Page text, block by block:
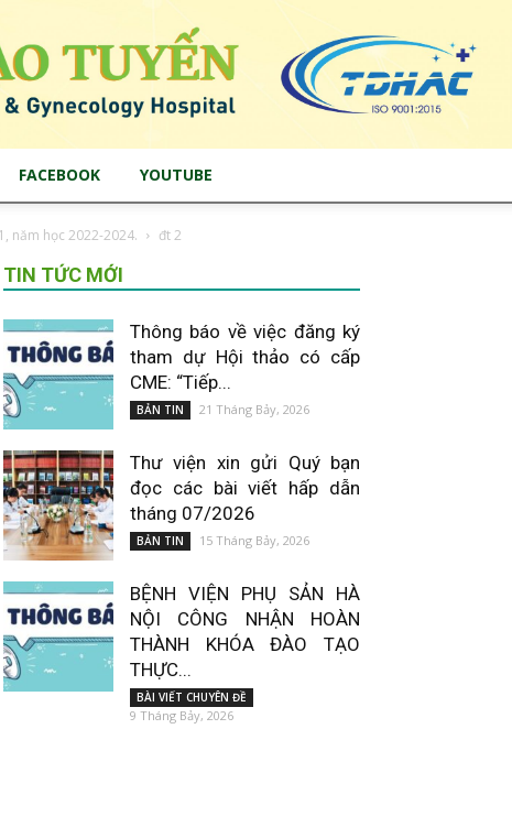
FACEBOOK YOUTUBE
năm học 2022-2024. đt 2
TIN TỨC MỚI
Thông báo về việc đăng ký
tham dự Hội thảo có cấp
CME: “Tiếp...
BẢN TIN 21 Tháng Bảy, 2026
Thư viện xin gửi Quý bạn
đọc các bài viết hấp dẫn
tháng 07/2026
BẢN TIN 15 Tháng Bảy, 2026
BỆNH VIỆN PHỤ SẢN HÀ
NỘI CÔNG NHẬN HOÀN
THÀNH KHÓA ĐÀO TẠO
THỰC...
BÀI VIẾT CHUYÊN ĐỀ
9 Tháng Bảy, 2026